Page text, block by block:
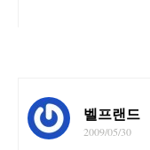
벨프랜드
2009/05/30